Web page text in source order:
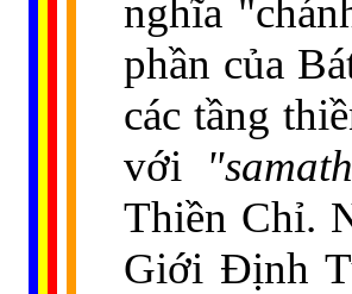
nghĩa
phần của
các tầng
với
Thiền Chỉ.
Giới Định